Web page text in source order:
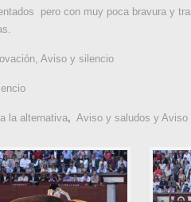
pero con muy poca bravura y
Aviso y silencio
la alternativa, Aviso y saludos y Aviso